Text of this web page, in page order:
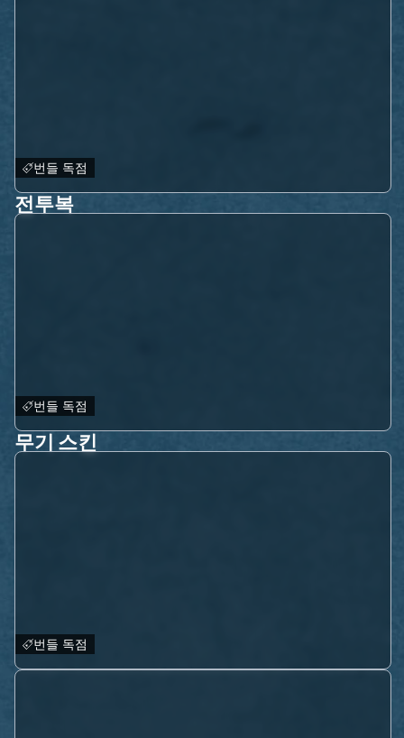
번들 독점
전투복
번들 독점
무기 스킨
번들 독점